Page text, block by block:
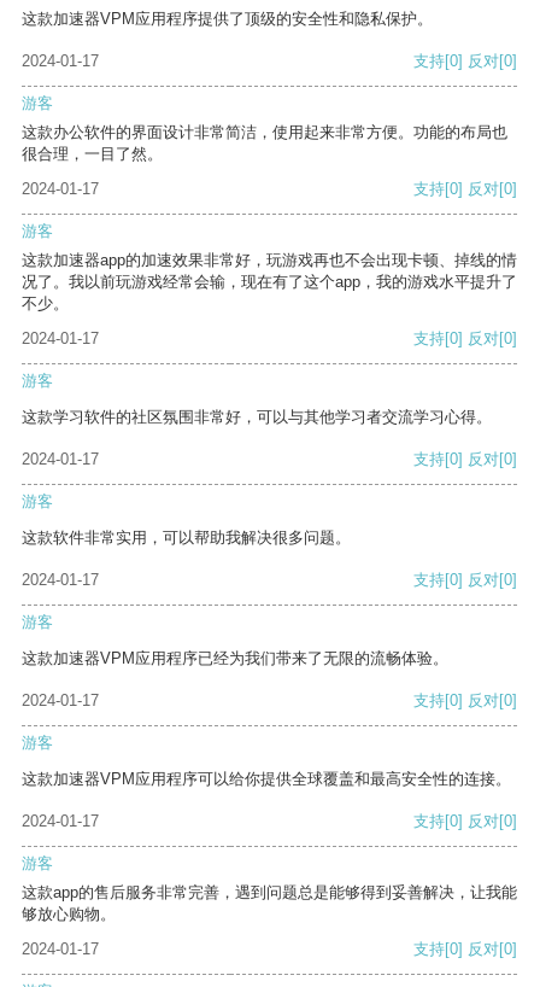
这款加速器VPM应用程序提供了顶级的安全性和隐私保护。
2024-01-17 支持[0] 反对[0]
游客
这款办公软件的界面设计非常简洁，使用起来非常方便。功能的布局也
很合理，一目了然。
2024-01-17
支持[0] 反对[0]
游客
这款加速器app的加速效果非常好，玩游戏再也不会出现卡顿、掉线的情
况了。我以前玩游戏经常会输，现在有了这个app，我的游戏水平提升了
不少。
2024-01-17
支持[0] 反对[0]
游客
这款学习软件的社区氛围非常好，可以与其他学习者交流学习心得。
2024-01-17 支持[0] 反对[0]
游客
这款软件非常实用，可以帮助我解决很多问题。
2024-01-17 支持[0] 反对[0]
游客
这款加速器VPM应用程序已经为我们带来了无限的流畅体验。
2024-01-17 支持[0] 反对[0]
游客
这款加速器VPM应用程序可以给你提供全球覆盖和最高安全性的连接。
2024-01-17 支持[0] 反对[0]
游客
这款app的售后服务非常完善，遇到问题总是能够得到妥善解决，让我能
够放心购物。
2024-01-17
支持[0] 反对[0]